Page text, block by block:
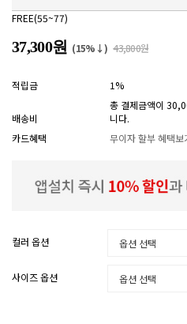
FREE(55~77)
37,300원 (15%↓) 43,800원
적립금 1%
배송비
총 결제금액이
니다.
카드혜택
무이자 할부 혜택보
컬러 옵션
사이즈 옵션